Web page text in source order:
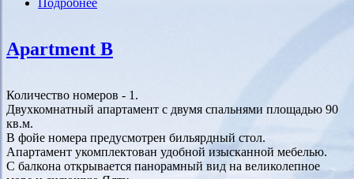
Подробнее
Apartment B
Количество номеров - 1.
Двухкомнатный апартамент с двумя спальнями площадью 90
кв.м.
В фойе номера предусмотрен бильярдный стол.
Апартамент укомплектован удобной изысканной мебелью.
С балкона открывается панорамный вид на великолепное